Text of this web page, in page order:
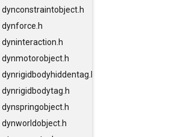
dynconstraintobject.h
dynforce.h
dyninteraction.h
dynmotorobject.h
dynrigidbodyhiddentag.h
dynrigidbodytag.h
dynspringobject.h
dynworldobject.h